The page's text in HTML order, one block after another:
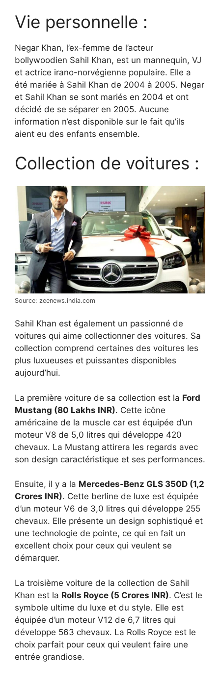
Vie personnelle :
Negar Khan, l’ex-femme de l’acteur
bollywoodien Sahil Khan, est un mannequin, VJ
et actrice irano-norvégienne populaire. Elle a
été mariée à Sahil Khan de 2004 à 2005. Negar
et Sahil Khan se sont mariés en 2004 et ont
décidé de se séparer en 2005. Aucune
information n’est disponible sur le fait qu’ils
aient eu des enfants ensemble.
Collection de voitures :
Source: zeenews.india.com
Sahil Khan est également un passionné de
voitures qui aime collectionner des voitures. Sa
collection comprend certaines des voitures les
plus luxueuses et puissantes disponibles
aujourd’hui.
La première voiture de sa collection est la Ford
Mustang (80 Lakhs INR). Cette icône
américaine de la muscle car est équipée d’un
moteur V8 de 5,0 litres qui développe 420
chevaux. La Mustang attirera les regards avec
son design caractéristique et ses performances.
Ensuite, il y a la Mercedes-Benz GLS 350D (1,2
Crores INR). Cette berline de luxe est équipée
d’un moteur V6 de 3,0 litres qui développe 255
chevaux. Elle présente un design sophistiqué et
une technologie de pointe, ce qui en fait un
excellent choix pour ceux qui veulent se
démarquer.
La troisième voiture de la collection de Sahil
Khan est la Rolls Royce (5 Crores INR). C’est le
symbole ultime du luxe et du style. Elle est
équipée d’un moteur V12 de 6,7 litres qui
développe 563 chevaux. La Rolls Royce est le
choix parfait pour ceux qui veulent faire une
entrée grandiose.